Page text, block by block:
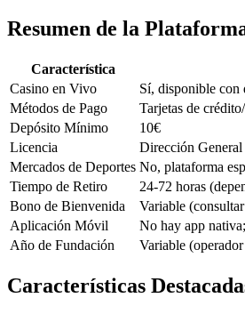
Resumen de la
Característica
Casino en Vivo
Sí, disponible con
Métodos de Pago
Tarjetas de
Depósito Mínimo
10€
Licencia
Dirección
Mercados de Deportes No, plataforma
Tiempo de Retiro
24-72 horas
Bono de Bienvenida
Variable
Aplicación Móvil
No hay app
Año de Fundación
Variable
Características